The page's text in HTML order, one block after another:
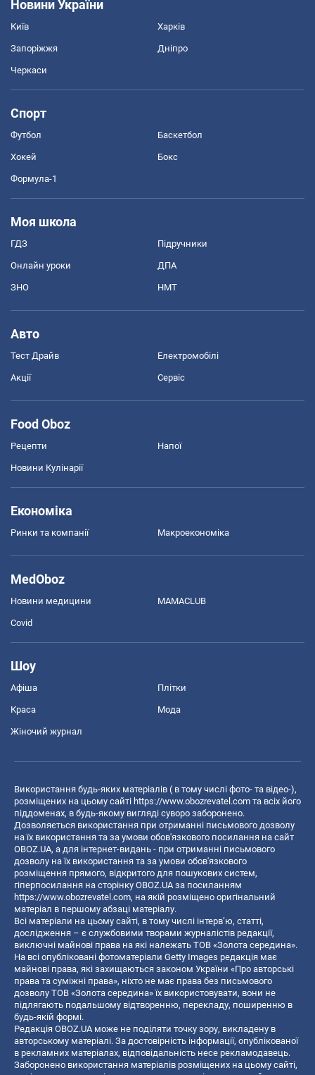
Новини України
Київ Харків
Запоріжжя Дніпро
Черкаси
Спорт
Футбол Баскетбол
Хокей Бокс
Формула-1
Моя школа
ГДЗ Підручники
Онлайн уроки ДПА
ЗНО НМТ
Авто
Тест Драйв Електромобілі
Акції Сервіс
Food Oboz
Рецепти Напої
Новини Кулінарії
Економіка
Ринки та компанії Макроекономіка
MedOboz
Новини медицини MAMACLUB
Covid
Шоу
Афіша Плітки
Краса Мода
Жіночий журнал
Використання будь-яких матеріалів ( в тому числі фото- та відео-),
розміщених на цьому сайті https://www.obozrevatel.com та всіх його
піддоменах, в будь-якому вигляді суворо заборонено.
Дозволяється використання при отриманні письмового дозволу
на їх використання та за умови обов'язкового посилання на сайт
OBOZ.UA, а для інтернет-видань - при отриманні письмового
дозволу на їх використання та за умови обов'язкового
розміщення прямого, відкритого для пошукових систем,
гіперпосилання на сторінку OBOZ.UA за посиланням
https://www.obozrevatel.com, на якій розміщено оригінальний
матеріал в першому абзаці матеріалу.
Всі матеріали на цьому сайті, в тому числі інтерв’ю, статті,
дослідження – є службовими творами журналістів редакції,
виключні майнові права на які належать ТОВ «Золота середина».
На всі опубліковані фотоматеріали Getty Images редакція має
майнові права, які захищаються законом України «Про авторські
права та суміжні права», ніхто не має права без письмового
дозволу ТОВ «Золота середина» їх використовувати, вони не
підлягають подальшому відтворенню, перекладу, поширенню в
будь-якій формі.
Редакція OBOZ.UA може не поділяти точку зору, викладену в
авторському матеріалі. За достовірність інформації, опублікованої
в рекламних матеріалах, відповідальність несе рекламодавець.
Заборонено використання матеріалів розміщених на цьому сайті,